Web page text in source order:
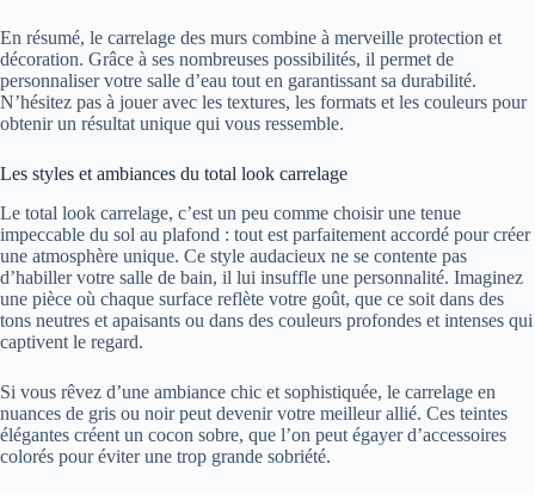
En résumé, le carrelage des murs combine à merveille protection et
décoration. Grâce à ses nombreuses possibilités, il permet de
personnaliser votre salle d’eau tout en garantissant sa durabilité.
N’hésitez pas à jouer avec les textures, les formats et les couleurs pour
obtenir un résultat unique qui vous ressemble.
Les styles et ambiances du total look carrelage
Le total look carrelage, c’est un peu comme choisir une tenue
impeccable du sol au plafond : tout est parfaitement accordé pour créer
une atmosphère unique. Ce style audacieux ne se contente pas
d’habiller votre salle de bain, il lui insuffle une personnalité. Imaginez
une pièce où chaque surface reflète votre goût, que ce soit dans des
tons neutres et apaisants ou dans des couleurs profondes et intenses qui
captivent le regard.
Si vous rêvez d’une ambiance chic et sophistiquée, le carrelage en
nuances de gris ou noir peut devenir votre meilleur allié. Ces teintes
élégantes créent un cocon sobre, que l’on peut égayer d’accessoires
colorés pour éviter une trop grande sobriété.